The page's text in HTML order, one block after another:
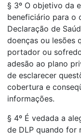
§ 3º O objetivo da
beneficiário para o
Declaração de
doenças ou lesões
portador ou
adesão ao plano
de esclarecer
cobertura e
informações.
§ 4º É vedada a
de DLP quando for